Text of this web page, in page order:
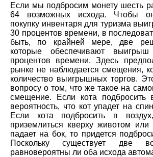
Если мы подбросим монету шесть
64 возможных исхода. Чтобы
покупку инвентаря для туризма
30 процентов времени, в
быть, по крайней мере, две
которые обеспечивают
процентов времени. Здесь
рынке не наблюдается смещения,
количество выигрышных торгов.
вопросу о том, что же такое на
смещение. Если кота подбросить
вероятность, что кот упадет на
Если кота подбросить в
приземлиться кверху животом
падает на бок, то придется
Поскольку существует две
равновероятны ли оба исхода